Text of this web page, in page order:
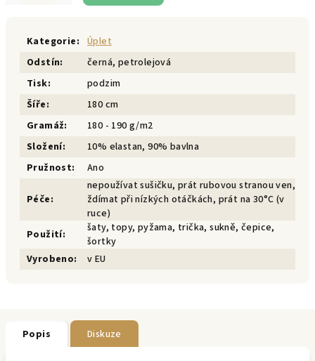
Kategorie: Úplet
Odstín:
černá, petrolejová
Tisk:
podzim
Šíře:
180 cm
Gramáž:
180 - 190 g/m2
Složení:
10% elastan, 90% bavlna
Pružnost: Ano
Péče:
nepoužívat sušičku, prát rubovou stranou ven,
ždímat při nízkých otáčkách, prát na 30°C (v
ruce)
Použití:
šaty, topy, pyžama, trička, sukně, čepice,
šortky
Vyrobeno: v EU
Popis Diskuze